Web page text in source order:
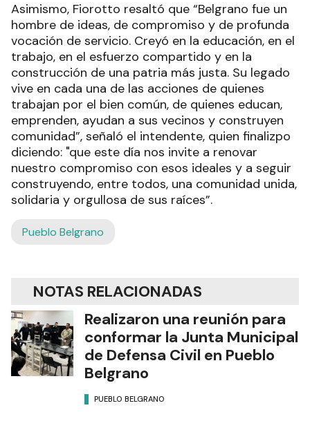
Asimismo, Fiorotto resaltó que “Belgrano fue un
hombre de ideas, de compromiso y de profunda
vocación de servicio. Creyó en la educación, en el
trabajo, en el esfuerzo compartido y en la
construcción de una patria más justa. Su legado
vive en cada una de las acciones de quienes
trabajan por el bien común, de quienes educan,
emprenden, ayudan a sus vecinos y construyen
comunidad”, señaló el intendente, quien finalizpo
diciendo: "que este día nos invite a renovar
nuestro compromiso con esos ideales y a seguir
construyendo, entre todos, una comunidad unida,
solidaria y orgullosa de sus raíces”.
Pueblo Belgrano
NOTAS RELACIONADAS
Realizaron una reunión para
conformar la Junta Municipal
de Defensa Civil en Pueblo
Belgrano
PUEBLO BELGRANO